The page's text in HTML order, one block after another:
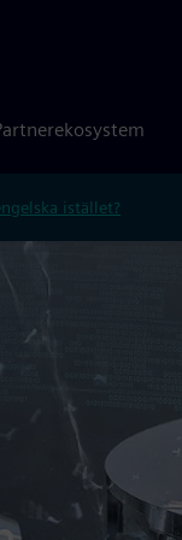
istället?